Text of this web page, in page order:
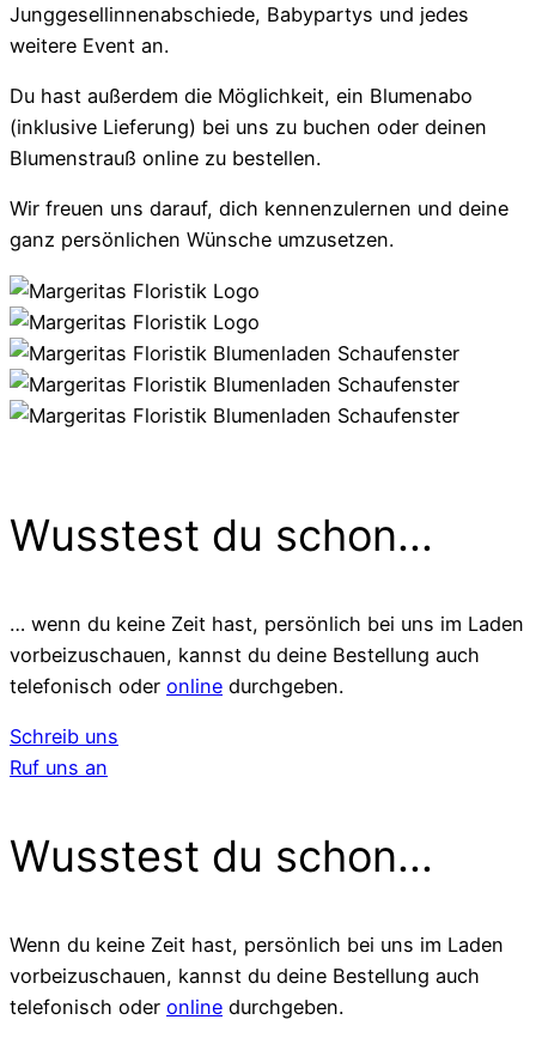
Junggesellinnenabschiede, Babypartys und jedes
weitere Event an.
Du hast außerdem die Möglichkeit, ein Blumenabo
(inklusive Lieferung) bei uns zu buchen oder deinen
Blumenstrauß online zu bestellen.
Wir freuen uns darauf, dich kennenzulernen und deine
ganz persönlichen Wünsche umzusetzen.
Wusstest du schon...
… wenn du keine Zeit hast, persönlich bei uns im Laden
vorbeizuschauen, kannst du deine Bestellung auch
telefonisch oder online durchgeben.
Schreib uns
Ruf uns an
Wusstest du schon...
Wenn du keine Zeit hast, persönlich bei uns im Laden
vorbeizuschauen, kannst du deine Bestellung auch
telefonisch oder online durchgeben.